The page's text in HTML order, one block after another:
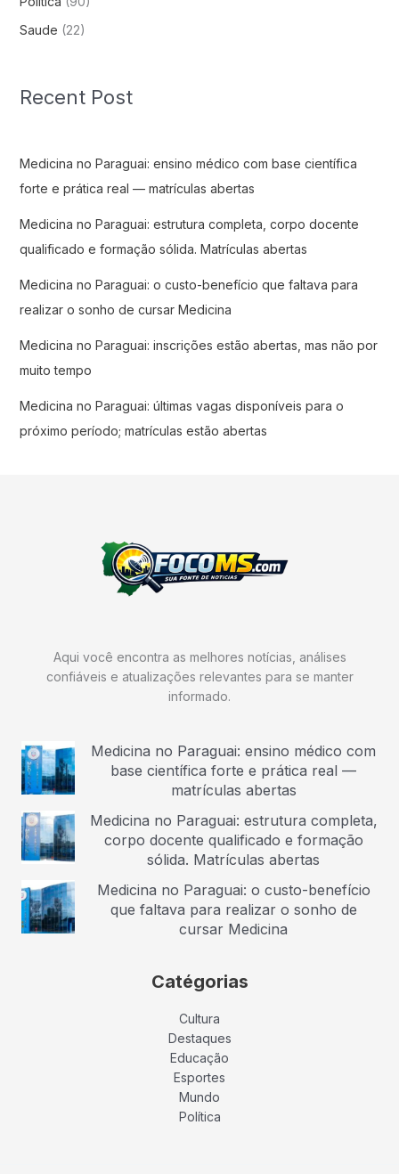
Saude (22)
Recent Post
Medicina no Paraguai: ensino médico com base científica
forte e prática real — matrículas abertas
Medicina no Paraguai: estrutura completa, corpo docente
qualificado e formação sólida. Matrículas abertas
Medicina no Paraguai: o custo-benefício que faltava para
realizar o sonho de cursar Medicina
Medicina no Paraguai: inscrições estão abertas, mas não por
muito tempo
Medicina no Paraguai: últimas vagas disponíveis para o
próximo período; matrículas estão abertas
Aqui você encontra as melhores notícias, análises
confiáveis e atualizações relevantes para se manter
informado.
Medicina no Paraguai: ensino médico com
base científica forte e prática real —
matrículas abertas
Medicina no Paraguai: estrutura completa,
corpo docente qualificado e formação
sólida. Matrículas abertas
Medicina no Paraguai: o custo-benefício
que faltava para realizar o sonho de
cursar Medicina
Catégorias
Cultura
Destaques
Educação
Esportes
Mundo
Política